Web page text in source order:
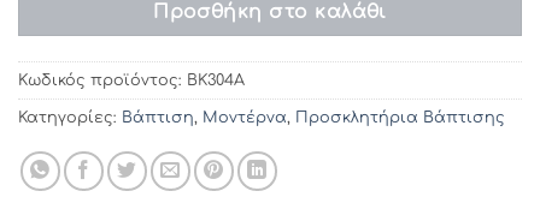
Προσθήκη στο καλάθι
Κωδικός προϊόντος: ΒΚ304Α
Κατηγορίες: Βάπτιση, Μοντέρνα, Προσκλητήρια Βάπτισης